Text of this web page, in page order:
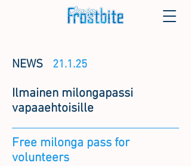
NEWS 21.1.25
Ilmainen milongapassi
vapaaehtoisille
Free milonga pass for
volunteers